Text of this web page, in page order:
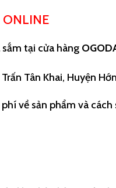
tại cửa hàng
Tân Khai, Huyện
về sản phẩm và